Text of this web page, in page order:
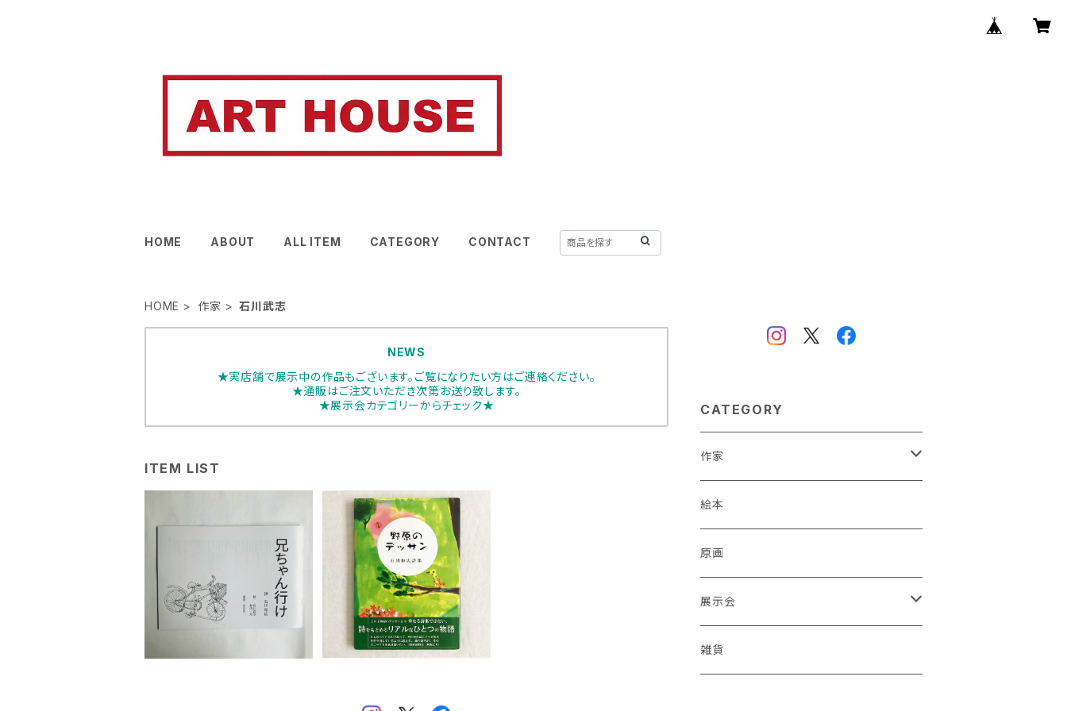
HOME ABOUT ALL ITEM CATEGORY CONTACT
HOME 作家 石川武志
NEWS
★実店舗で展示中の作品もございます。ご覧になりたい方はご連絡ください。
★通販はご注文いただき次第お送り致します。
★展示会カテゴリーからチェック★
ITEM LIST
石川和広 「兄ちゃん行け 」
¥1,650
石川和広「野原のデッサン 」
¥1,650
SOLD OUT
CATEGORY
作家
蒼川わか
あきやまりか
ashika
足立真人
絵本
原画
展示会
Mori / Kosamu.An 「トトニョロ 初展」
雑貨